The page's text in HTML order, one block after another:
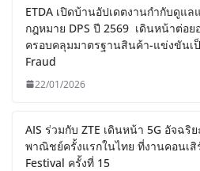
ETDA เปิดบ้านอัปเดตงานกำกับดูแ
กฎหมาย DPS ปี 2569 เดินหน้าต่อย
ครอบคลุมมาตรฐานสินค้า-แข่งขันเ
Fraud
22/01/2026
AIS ร่วมกับ ZTE เดินหน้า 5G อัจฉริ
พาณิชย์ครั้งแรกในไทย ที่งานคอนเ
Festival ครั้งที่ 15